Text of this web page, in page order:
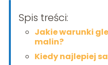
Spis treści:
Jakie warunki
malin?
Kiedy najlepiej